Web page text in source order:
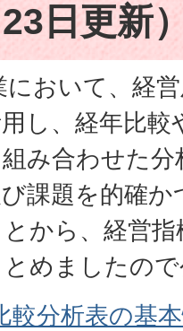
日更新）
において、経
し、経年比較
み合わせた
課題を的確
から、経営
めましたの
較分析表の基